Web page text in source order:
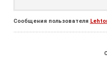
Сообщения пользователя